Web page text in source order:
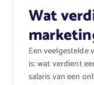
Wat
Een
is: wat verdient
salaris van een